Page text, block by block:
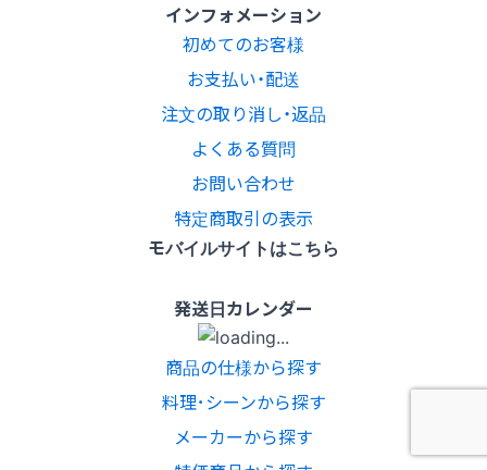
インフォメーション
初めてのお客様
お支払い・配送
注文の取り消し・返品
よくある質問
お問い合わせ
特定商取引の表示
モバイルサイトはこちら
発送日カレンダー
商品の仕様から探す
料理･シーンから探す
メーカーから探す